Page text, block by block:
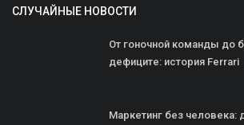
СЛУЧАЙНЫЕ НОВОСТИ
От гоночной команды до
дефиците: история Ferrari
Маркетинг без человека: